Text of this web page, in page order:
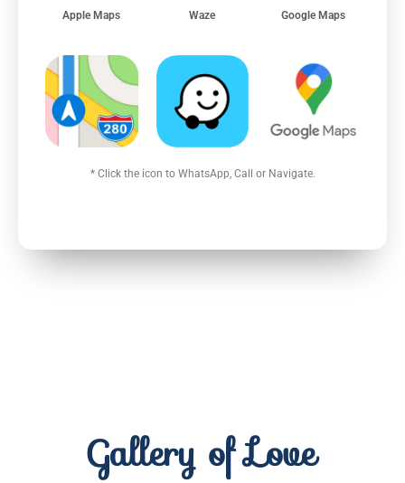
Apple Maps Waze Google Maps
* Click the icon to WhatsApp, Call or Navigate.
Gallery of Love